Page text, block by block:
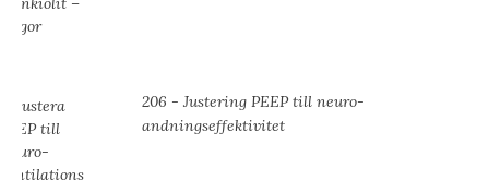
206 - Justering PEEP till neuro-
andningseffektivitet